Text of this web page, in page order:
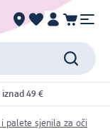
49 €
i palete sjenila za oči